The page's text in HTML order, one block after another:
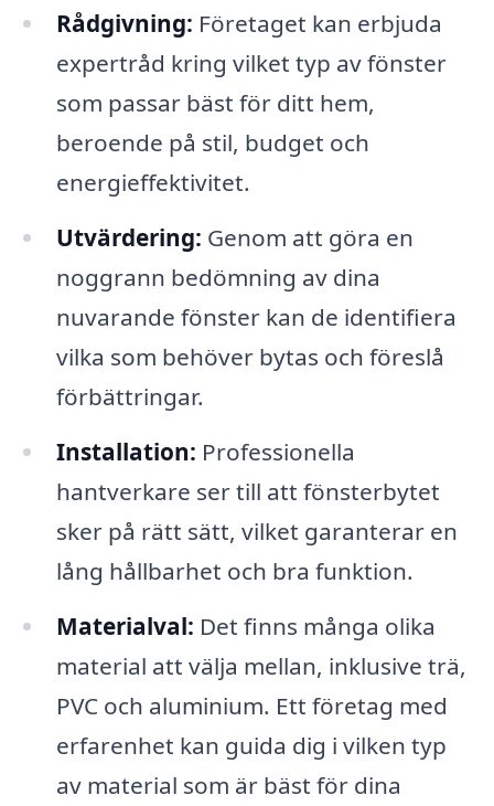
Rådgivning: Företaget kan erbjuda
expertråd kring vilket typ av fönster
som passar bäst för ditt hem,
beroende på stil, budget och
energieffektivitet.
Utvärdering: Genom att göra en
noggrann bedömning av dina
nuvarande fönster kan de identifiera
vilka som behöver bytas och föreslå
förbättringar.
Installation: Professionella
hantverkare ser till att fönsterbytet
sker på rätt sätt, vilket garanterar en
lång hållbarhet och bra funktion.
Materialval: Det finns många olika
material att välja mellan, inklusive trä,
PVC och aluminium. Ett företag med
erfarenhet kan guida dig i vilken typ
av material som är bäst för dina